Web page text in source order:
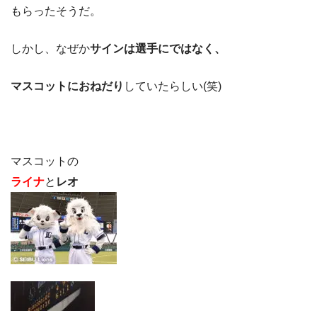
もらったそうだ。
しかし、なぜかサインは選手にではなく、
マスコットにおねだり していたらしい(笑)
マスコットの
ライナと レオ